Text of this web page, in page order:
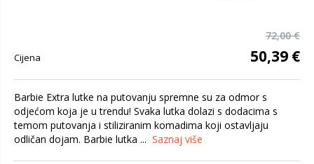
72,00 €
Cijena 50,39 €
Barbie Extra lutke na putovanju spremne su za odmor s
odjećom koja je u trendu! Svaka lutka dolazi s dodacima s
temom putovanja i stiliziranim komadima koji ostavljaju
odličan dojam. Barbie lutka ... Saznaj više